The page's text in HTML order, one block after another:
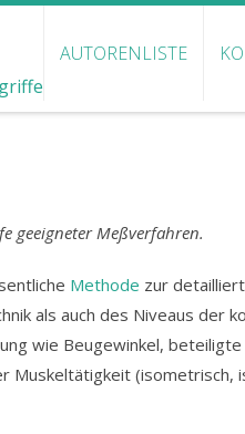
AUTORENLISTE
geeigneter Meßverfahren.
Methode zur
als auch des Niveaus der
wie Beugewinkel,
Muskeltätigkeit (isometrisch,